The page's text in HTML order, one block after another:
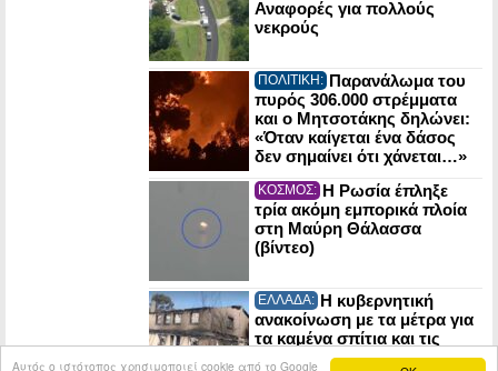
Αυτός ο ιστότοπος χρησιμοποιεί cookie από το Google
Αναφορές για πολλούς
νεκρούς
ΠΟΛΙΤΙΚΗ: Παρανάλωμα του
πυρός 306.000 στρέμματα
και ο Μητσοτάκης δηλώνει:
«Όταν καίγεται ένα δάσος
δεν σημαίνει ότι χάνεται…»
ΚΟΣΜΟΣ: Η Ρωσία έπληξε
τρία ακόμη εμπορικά πλοία
στη Μαύρη Θάλασσα
(βίντεο)
ΕΛΛΑΔΑ: Η κυβερνητική
ανακοίνωση με τα μέτρα για
τα καμένα σπίτια και τις
επιχειρήσεις σε Αττική και